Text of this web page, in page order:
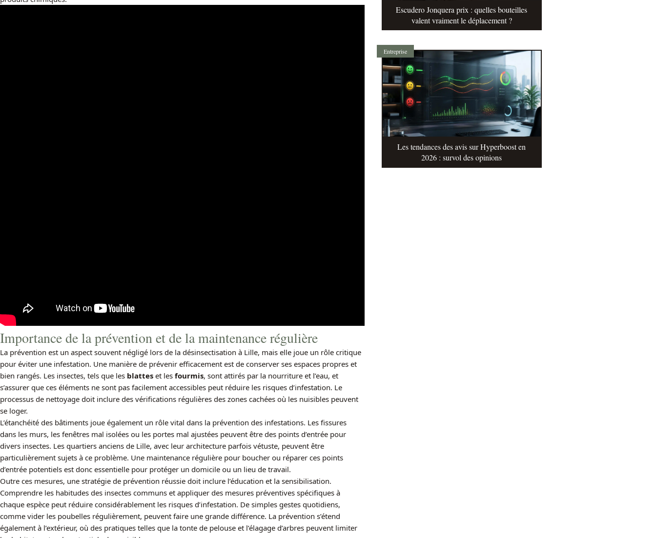
Importance de la prévention et de la maintenance régulière
La prévention est un aspect souvent négligé lors de la désinsectisation à Lille, mais elle joue un rôle critique
pour éviter une infestation. Une manière de prévenir efficacement est de conserver ses espaces propres et
bien rangés. Les insectes, tels que les blattes et les fourmis, sont attirés par la nourriture et l’eau, et
s’assurer que ces éléments ne sont pas facilement accessibles peut réduire les risques d’infestation. Le
processus de nettoyage doit inclure des vérifications régulières des zones cachées où les nuisibles peuvent
se loger.
L’étanchéité des bâtiments joue également un rôle vital dans la prévention des infestations. Les fissures
dans les murs, les fenêtres mal isolées ou les portes mal ajustées peuvent être des points d’entrée pour
divers insectes. Les quartiers anciens de Lille, avec leur architecture parfois vétuste, peuvent être
particulièrement sujets à ce problème. Une maintenance régulière pour boucher ou réparer ces points
d’entrée potentiels est donc essentielle pour protéger un domicile ou un lieu de travail.
Outre ces mesures, une stratégie de prévention réussie doit inclure l’éducation et la sensibilisation.
Comprendre les habitudes des insectes communs et appliquer des mesures préventives spécifiques à
chaque espèce peut réduire considérablement les risques d’infestation. De simples gestes quotidiens,
comme vider les poubelles régulièrement, peuvent faire une grande différence. La prévention s’étend
également à l’extérieur, où des pratiques telles que la tonte de pelouse et l’élagage d’arbres peuvent limiter
Escudero Jonquera prix : quelles bouteilles
valent vraiment le déplacement ?
Entreprise
Les tendances des avis sur Hyperboost en
2026 : survol des opinions